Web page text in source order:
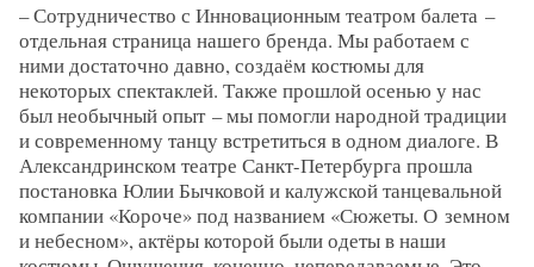
– Сотрудничество с Инновационным театром балета –
отдельная страница нашего бренда. Мы работаем с
ними достаточно давно, создаём костюмы для
некоторых спектаклей. Также прошлой осенью у нас
был необычный опыт – мы помогли народной традиции
и современному танцу встретиться в одном диалоге. В
Александринском театре Санкт-Петербурга прошла
постановка Юлии Бычковой и калужской танцевальной
компании «Короче» под названием «Сюжеты. О земном
и небесном», актёры которой были одеты в наши